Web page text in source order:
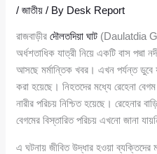
/জাতীয় / By Desk Report
রাজবাড়ীরদৌলতদিয়া ঘাট (Daulatdia
অর্ধশতাধিক যাত্রী নিয়ে একটি বাস পদ্মা
আসছে মর্মান্তিক খবর। এখন পর্যন্ত ডুবে
করা হয়েছে। নিহতদের মধ্যে রেহেনা
নারীর পরিচয় নিশ্চিত হয়েছে। রেহেনার
বেগমের বিস্তারিত পরিচয় এখনো জানা
এ ঘটনায় জীবিত উদ্ধার হওয়া ব্যক্তিদের